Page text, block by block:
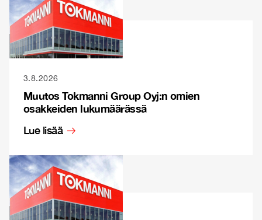
3.8.2026
Muutos Tokmanni Group Oyj:n omien
osakkeiden lukumäärässä
Lue lisää